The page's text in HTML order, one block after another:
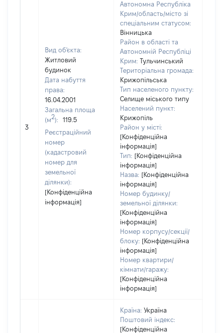
3
Вид об'єкта:
Житловий
будинок
Дата набуття
права:
16.04.2001
Загальна площа
(м2):
119.5
Реєстраційний
номер
(кадастровий
номер для
земельної
ділянки):
[Конфіденційна
інформація]
Автономна Республіка
Крим/область/місто зі
спеціальним статусом:
Вінницька
Район в області та
Автономній Республіці
Крим: Тульчинський
Територіальна громада:
Крижопільська
Тип населеного пункту:
Селище міського типу
Населений пункт:
Крижопіль
Район у місті:
[Конфіденційна
інформація]
Тип: [Конфіденційна
інформація]
Назва: [Конфіденційна
інформація]
Номер будинку/
земельної ділянки:
[Конфіденційна
інформація]
Номер корпусу/секції/
блоку: [Конфіденційна
інформація]
Номер квартири/
кімнати/гаражу:
[Конфіденційна
інформація]
Країна: Україна
Поштовий індекс:
[Конфіденційна